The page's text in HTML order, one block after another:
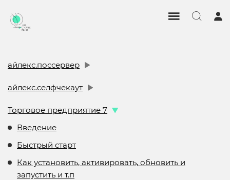
айлекс.поссервер
айлекс.селфчекаут
Торговое предприятие 7
Введение
Быстрый старт
Как установить, активировать, обновить и
запустить и т.п